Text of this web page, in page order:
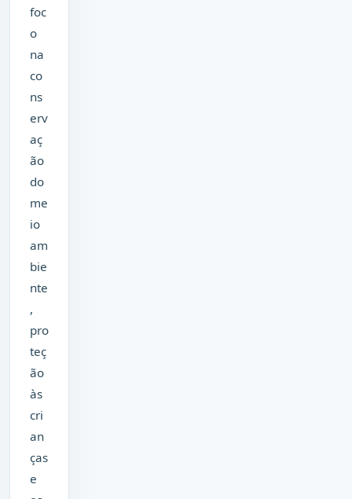
foc
o
na
co
ns
erv
aç
ão
do
me
io
am
bie
nte
,
pro
teç
ão
às
cri
an
ças
e